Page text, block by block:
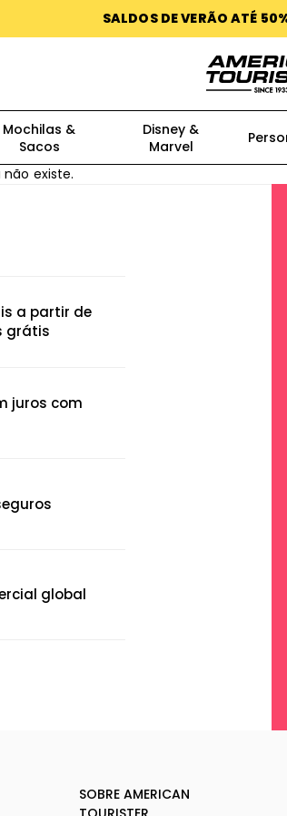
SALDOS DE VERÃO ATÉ
Mochilas &
Sacos
Disney &
Marvel
existe.
a partir de
grátis
juros com
global
SOBRE AMERICAN